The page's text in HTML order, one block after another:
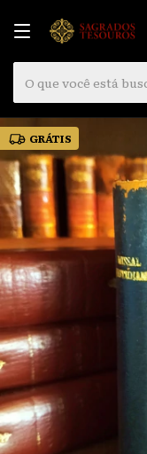
GRÁTIS